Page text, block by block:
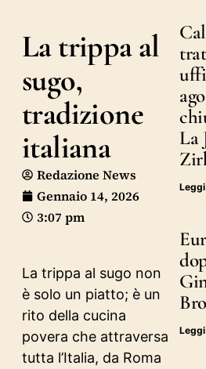
La trippa al
sugo,
tradizione
italiana
Redazione News
Gennaio 14, 2026
3:07 pm
La trippa al sugo non
è solo un piatto; è un
rito della cucina
povera che attraversa
tutta l’Italia, da Roma
La